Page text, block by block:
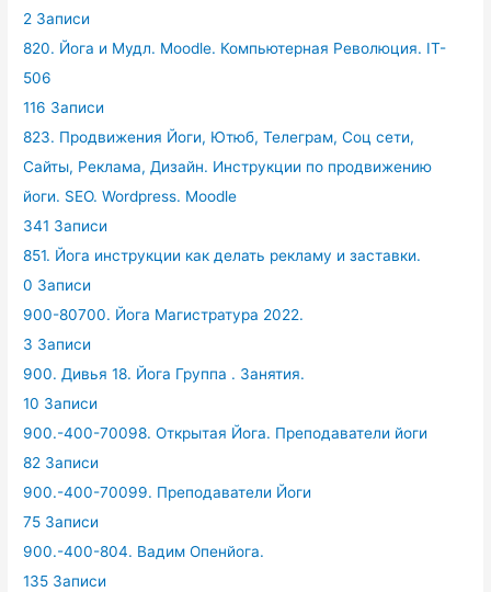
2 Записи
820. Йога и Мудл. Moodle. Компьютерная Революция. IT-
506
116 Записи
823. Продвижения Йоги, Ютюб, Телеграм, Соц сети,
Сайты, Реклама, Дизайн. Инструкции по продвижению
йоги. SEO. Wordpress. Moodle
341 Записи
851. Йога инструкции как делать рекламу и заставки.
0 Записи
900-80700. Йога Магистратура 2022.
3 Записи
900. Дивья 18. Йога Группа . Занятия.
10 Записи
900.-400-70098. Открытая Йога. Преподаватели йоги
82 Записи
900.-400-70099. Преподаватели Йоги
75 Записи
900.-400-804. Вадим Опенйога.
135 Записи